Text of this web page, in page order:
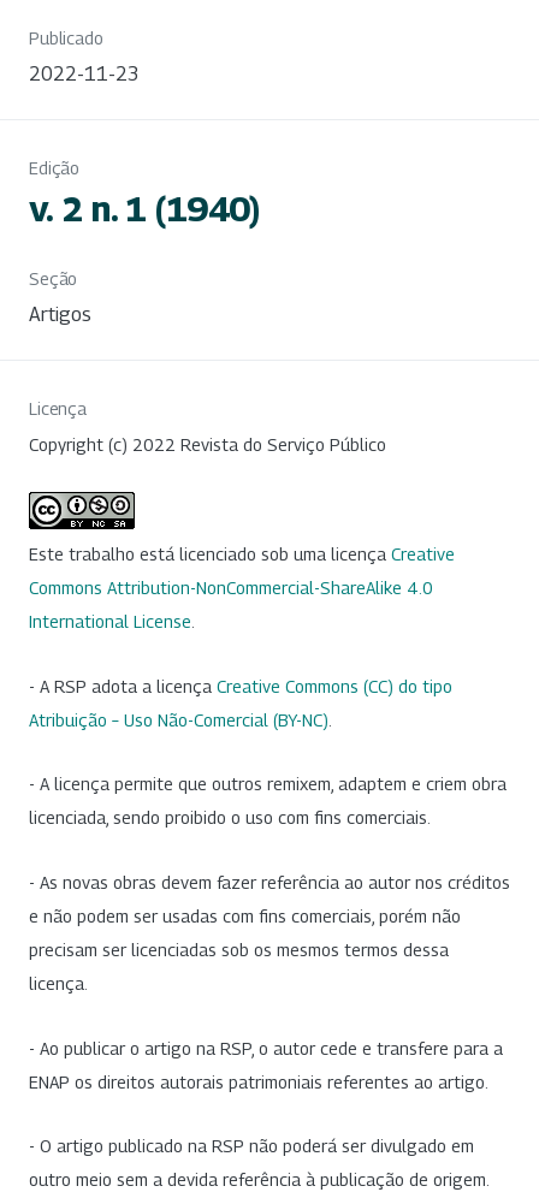
Publicado
2022-11-23
Edição
v. 2 n. 1 (1940)
Seção
Artigos
Licença
Copyright (c) 2022 Revista do Serviço Público
Este trabalho está licenciado sob uma licença Creative
Commons Attribution-NonCommercial-ShareAlike 4.0
International License
- A RSP adota a licença Creative Commons (CC) do tipo
Atribuição – Uso Não-Comercial (BY-NC)
- A licença permite que outros remixem, adaptem e criem obra
licenciada, sendo proibido o uso com fins comerciais.
- As novas obras devem fazer referência ao autor nos créditos
e não podem ser usadas com fins comerciais, porém não
precisam ser licenciadas sob os mesmos termos dessa
licença.
- Ao publicar o artigo na RSP, o autor cede e transfere para a
ENAP os direitos autorais patrimoniais referentes ao artigo.
- O artigo publicado na RSP não poderá ser divulgado em
outro meio sem a devida referência à publicação de origem.